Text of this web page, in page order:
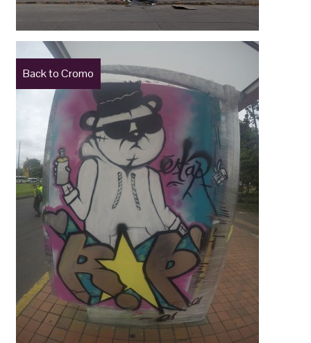
Back to Cromo